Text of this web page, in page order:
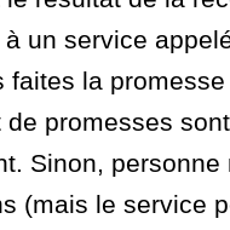
un service
la
promesses
Sinon, personne
(mais le service